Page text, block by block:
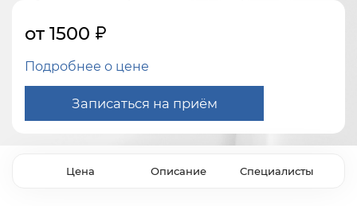
от 1500
Подробнее о цене
Записаться на приём
Цена Описание Специалисты